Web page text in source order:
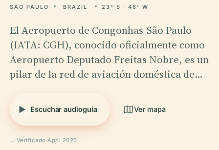
SÃO PAULO BRAZIL 23° S · 46° W
El Aeropuerto de Congonhas-São Paulo
(IATA: CGH), conocido oficialmente como
Aeropuerto Deputado Freitas Nobre, es un
pilar de la red de aviación doméstica de…
Escuchar audioguía Ver mapa
Verificado April 2026